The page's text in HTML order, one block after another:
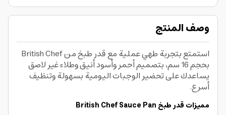
وصف المنتج
استمتع بتجربة طهي عملية مع قدر طبخ من British Chef
بحجم 16 سم، بتصميم أحمر وأسود أنيق وطلاء غير لاصق
يساعدك على تحضير الوجبات اليومية بسهولة وتنظيف
أسرع.
مميزات قدر طبخ British Chef Sauce Pan